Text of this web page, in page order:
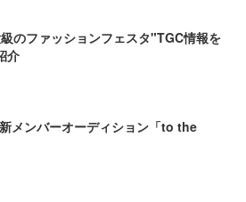
のファッションフェスタ"TGC情報を
介
メンバーオーディション「to the